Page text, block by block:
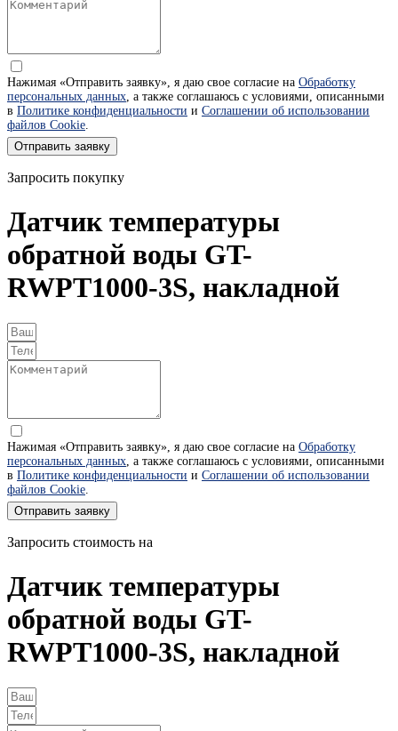
Нажимая «Отправить заявку», я даю свое согласие на Обработку
персональных данных, а также соглашаюсь с условиями, описанными
в Политике конфиденциальности и Соглашении об использовании
файлов Cookie.
Отправить заявку
Запросить покупку
Датчик температуры
обратной воды GT-
RWPT1000-3S, накладной
Нажимая «Отправить заявку», я даю свое согласие на Обработку
персональных данных, а также соглашаюсь с условиями, описанными
в Политике конфиденциальности и Соглашении об использовании
файлов Cookie.
Отправить заявку
Запросить стоимость на
Датчик температуры
обратной воды GT-
RWPT1000-3S, накладной